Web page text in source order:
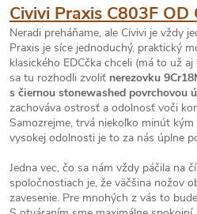
Civivi Praxis C803F OD
Neradi preháňame, ale Civivi je vždy
Praxis je síce jednoduchý, praktický
klasického EDCčka chceli (má to už
sa tu rozhodli zvoliť nerezovku
s čiernou stonewashed povrchovou
zachováva ostrosť a odolnosť voči
Samozrejme, trvá niekoľko minút
vysokej odolnosti je to za nás úplne
Jedna vec, čo sa nám vždy páčila na
spoločnostiach je, že väčšina nožov
zavesenie. Pre mnohých z vás to